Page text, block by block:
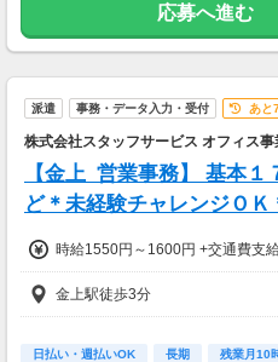
応募へ進む
派遣 事務・データ入力・受付 あと
株式会社スタッフサービス オフィス
【金上_営業事務】 基本
ど＊未経験チャレンジＯＫ
時給1550円～1600円 +交通費支
金上駅徒歩3分
日払い・週払いOK 長期 残業月10